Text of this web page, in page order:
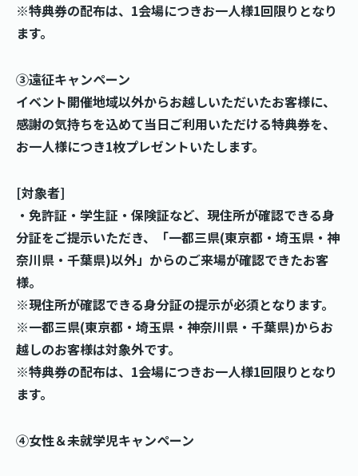
※特典券の配布は、1会場につきお一人様1回限りとなり
ます。
③遠征キャンペーン
イベント開催地域以外からお越しいただいたお客様に、
感謝の気持ちを込めて当日ご利用いただける特典券を、
お一人様につき1枚プレゼントいたします。
[対象者]
・免許証・学生証・保険証など、現住所が確認できる身
分証をご提示いただき、「一都三県(東京都・埼玉県・神
奈川県・千葉県)以外」からのご来場が確認できたお客
様。
※現住所が確認できる身分証の提示が必須となります。
※一都三県(東京都・埼玉県・神奈川県・千葉県)からお
越しのお客様は対象外です。
※特典券の配布は、1会場につきお一人様1回限りとなり
ます。
④女性＆未就学児キャンペーン